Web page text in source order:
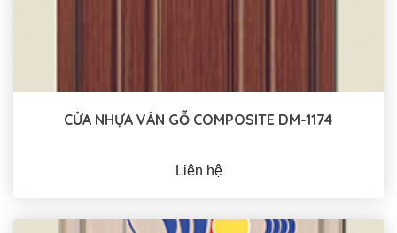
CỬA NHỰA VÂN GỖ COMPOSITE DM-1174
Liên hệ